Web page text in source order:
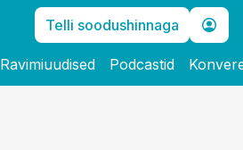
Telli soodushinnaga
Ravimiuudised Podcastid